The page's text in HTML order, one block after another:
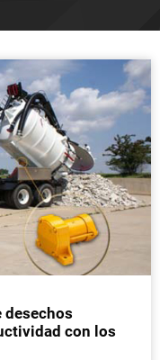
desechos
con los